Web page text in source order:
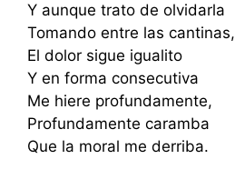
Y aunque trato de olvidarla
Tomando entre las cantinas,
El dolor sigue igualito
Y en forma consecutiva
Me hiere profundamente,
Profundamente caramba
Que la moral me derriba.